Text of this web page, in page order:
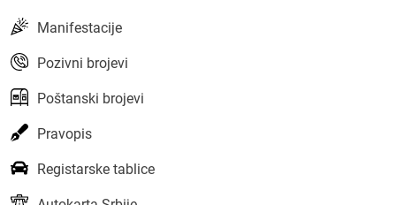
Manifestacije
Pozivni brojevi
Poštanski brojevi
Pravopis
Registarske tablice